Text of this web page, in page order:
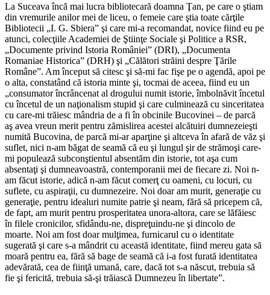
La Suceava încă mai lucra bibliotecară doamna Ţan, pe care o ştiam
din vremurile anilor mei de liceu, o femeie care ştia toate cărţile
Bibliotecii „I. G. Sbiera” şi care mi-a recomandat, novice fiind eu pe
atunci, colecţiile Academiei de Ştiinţe Sociale şi Politice a RSR,
„Documente privind Istoria României” (DRI), „Documenta
Romaniae Historica” (DRH) şi „Călători străini despre Ţările
Române”. Am început să citesc şi să-mi fac fişe pe o agendă, apoi pe
o alta, constatând că istoria minte şi, tocmai de aceea, fiind eu un
„consumator încrâncenat al drogului numit istorie, îmbolnăvit încetul
cu încetul de un naţionalism stupid şi care culminează cu sinceritatea
cu care-mi trăiesc mândria de a fi în obcinile Bucovinei – de parcă
aş avea vreun merit pentru zămislirea acestei alcătuiri dumnezeieşti
numită Bucovina, de parcă mi-ar aparţine şi altceva în afară de văz şi
suflet, nici n-am băgat de seamă că eu şi lungul şir de strămoşi care-
mi populează subconştientul absentăm din istorie, tot aşa cum
absentaţi şi dumneavoastră, contemporanii mei de fiecare zi. Noi n-
am făcut istorie, adică n-am făcut comerţ cu oameni, cu locuri, cu
suflete, cu aspiraţii, cu dumnezeire. Noi doar am murit, generaţie cu
generaţie, pentru idealuri numite patrie şi neam, fără să pricepem că,
de fapt, am murit pentru prosperitatea unora-altora, care se lăfăiesc
în filele cronicilor, sfidându-ne, dispreţuindu-ne şi dincolo de
moarte. Noi am fost doar mulţimea, furnicarul cu o identitate
sugerată şi care s-a mândrit cu această identitate, fiind mereu gata să
moară pentru ea, fără să bage de seamă că i-a fost furată identitatea
adevărată, cea de fiinţă umană, care, dacă tot s-a născut, trebuia să
fie şi fericită, trebuia să-şi trăiască Dumnezeu în libertate”.